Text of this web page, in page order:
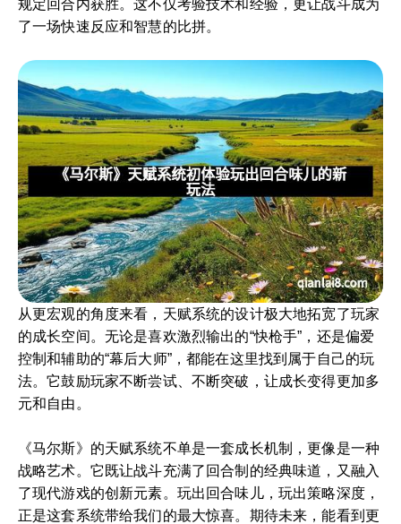
规定回合内获胜。这不仅考验技术和经验，更让战斗成为
了一场快速反应和智慧的比拼。
从更宏观的角度来看，天赋系统的设计极大地拓宽了玩家
的成长空间。无论是喜欢激烈输出的“快枪手”，还是偏爱
控制和辅助的“幕后大师”，都能在这里找到属于自己的玩
法。它鼓励玩家不断尝试、不断突破，让成长变得更加多
元和自由。
《马尔斯》的天赋系统不单是一套成长机制，更像是一种
战略艺术。它既让战斗充满了回合制的经典味道，又融入
了现代游戏的创新元素。玩出回合味儿，玩出策略深度，
正是这套系统带给我们的最大惊喜。期待未来，能看到更